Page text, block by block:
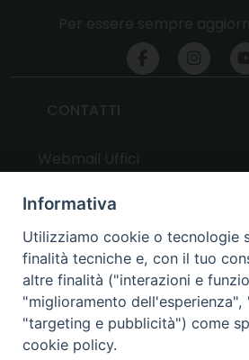
UTILITY
News
Altri articoli
Notizie nazionali
Informativa
Utilizziamo cookie o tecnologie
finalità tecniche e, con il tuo
altre finalità ("interazioni e
"miglioramento dell'esperienza",
"targeting e pubblicità") come
cookie policy.